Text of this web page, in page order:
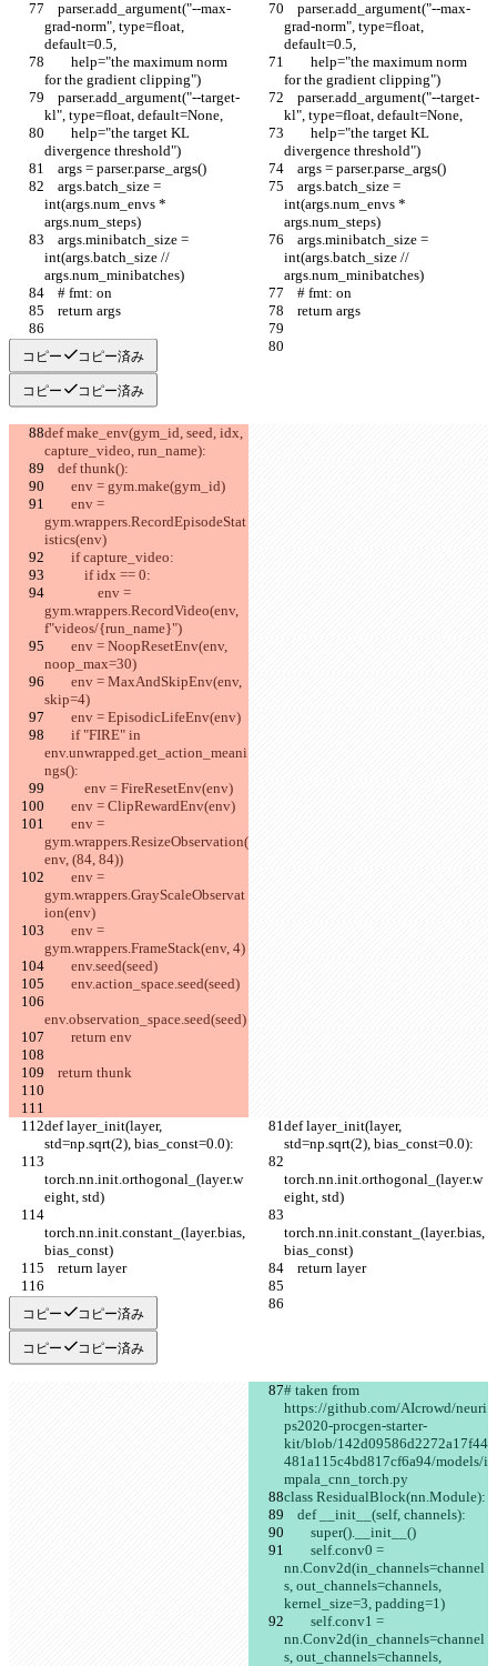
grad-norm", type=float,
default=0.5,
grad-norm", type=float,
default=0.5,
for the gradient clipping")
for the gradient clipping")
kl", type=float, default=None,
kl", type=float, default=None,
divergence threshold")
divergence threshold")
    args = parser.parse_args()
    args = parser.parse_args()
int(args.num_envs *
args.num_steps)
int(args.num_envs *
args.num_steps)
int(args.batch_size //
args.num_minibatches)
int(args.batch_size //
args.num_minibatches)
    # fmt: on
    # fmt: on
    return args
    return args
コピー コピー済み
コピー コピー済み
def make_env(gym_id, seed, idx,
capture_video, run_name):
    def thunk():
        env = gym.make(gym_id)
gym.wrappers.RecordEpisodeStat
istics(env)
        if capture_video:
            if idx == 0:
gym.wrappers.RecordVideo(env,
f"videos/{run_name}")
noop_max=30)
skip=4)
        env = EpisodicLifeEnv(env)
env.unwrapped.get_action_meani
ngs():
            env = FireResetEnv(env)
        env = ClipRewardEnv(env)
gym.wrappers.ResizeObservation(
env, (84, 84))
gym.wrappers.GrayScaleObservat
ion(env)
gym.wrappers.FrameStack(env, 4)
        env.seed(seed)
        env.action_space.seed(seed)
env.observation_space.seed(seed)
        return env
    return thunk
def layer_init(layer,
std=np.sqrt(2), bias_const=0.0):
def layer_init(layer,
std=np.sqrt(2), bias_const=0.0):
torch.nn.init.orthogonal_(layer.w
eight, std)
torch.nn.init.orthogonal_(layer.w
eight, std)
torch.nn.init.constant_(layer.bias,
bias_const)
torch.nn.init.constant_(layer.bias,
bias_const)
    return layer
    return layer
コピー コピー済み
コピー コピー済み
# taken from
https://github.com/AIcrowd/neuri
ps2020-procgen-starter-
kit/blob/142d09586d2272a17f44
481a115c4bd817cf6a94/models/i
mpala_cnn_torch.py
class ResidualBlock(nn.Module):
    def __init__(self, channels):
        super().__init__()
nn.Conv2d(in_channels=channel
s, out_channels=channels,
kernel_size=3, padding=1)
nn.Conv2d(in_channels=channel
s, out_channels=channels,